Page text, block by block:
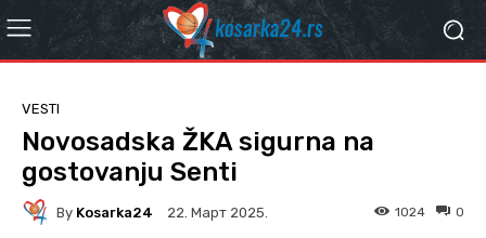
VESTI
Novosadska ŽKA sigurna na
gostovanju Senti
By Kosarka24 22. Март 2025. 0
1024